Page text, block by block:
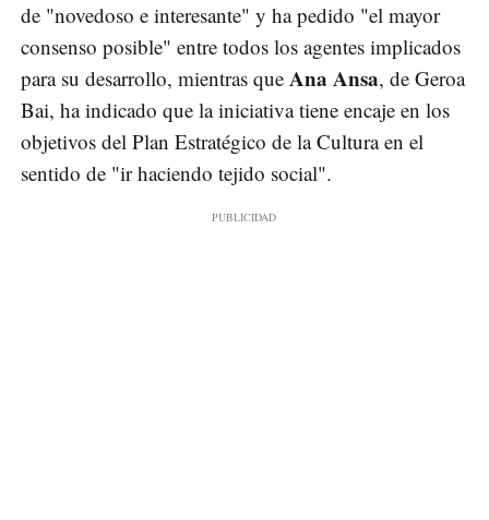
de "novedoso e interesante" y ha pedido "el mayor
consenso posible" entre todos los agentes implicados
para su desarrollo, mientras que Ana Ansa, de Geroa
Bai, ha indicado que la iniciativa tiene encaje en los
objetivos del Plan Estratégico de la Cultura en el
sentido de "ir haciendo tejido social".